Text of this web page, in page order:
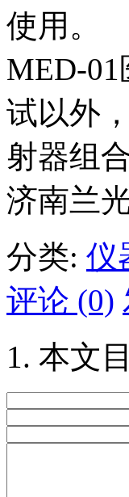
使用。
MED-
试以外
射器组
济南兰
分类: 仪
评论 (0)
本文